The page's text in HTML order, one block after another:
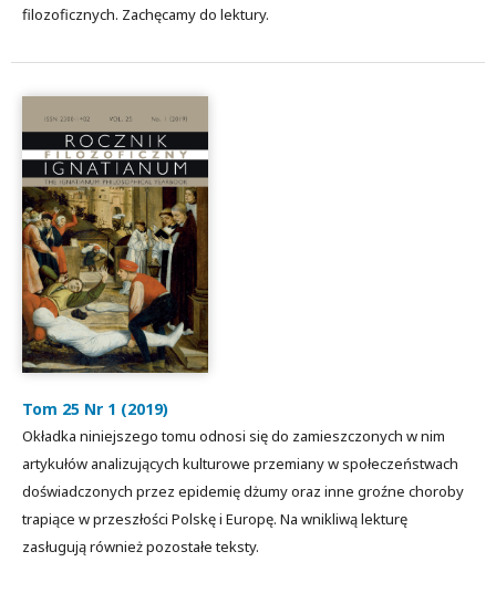
filozoficznych. Zachęcamy do lektury.
Tom 25 Nr 1 (2019)
Okładka niniejszego tomu odnosi się do zamieszczonych w nim
artykułów analizujących kulturowe przemiany w społeczeństwach
doświadczonych przez epidemię dżumy oraz inne groźne choroby
trapiące w przeszłości Polskę i Europę. Na wnikliwą lekturę
zasługują również pozostałe teksty.